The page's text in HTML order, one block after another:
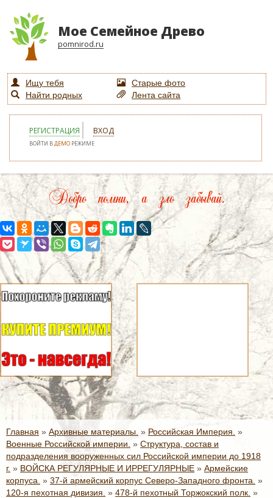
Мое Семейное Древо
pomnirod.ru
Ищу тебя
Старые фото
Найти родных
Лента сайта
РЕГИСТРАЦИЯ ВХОД
ВОЙТИ ВДЕМО РЕЖИМЕ
Добро помни, а зло забывай.
Главная » Архивные материалы. » Российская Империя. »
Военные Российской империи. » Структура, состав и
подразделения вооруженных сил Российской империи до 1918
г. » ВОЙСКА РЕГУЛЯРНЫЕ И ИРРЕГУЛЯРНЫЕ » Армейские
корпуса. » 37-й армейский корпус Северо-Западного фронта. »
120-я пехотная дивизия. » 478-й пехотный Торжокский полк. »